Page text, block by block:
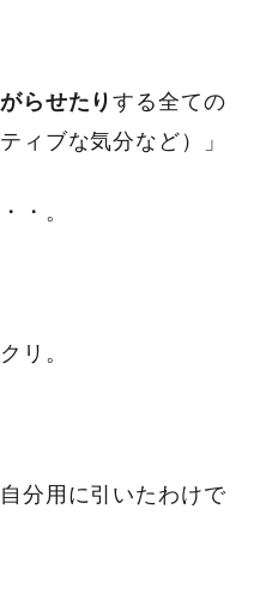
らせたりする全ての
ィブな気分など）」
・。
リ。
分用に引いたわけで